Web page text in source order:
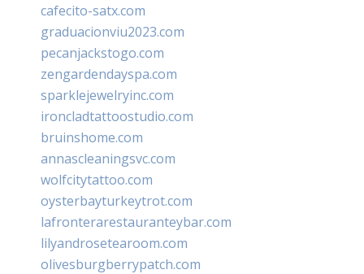
cafecito-satx.com
graduacionviu2023.com
pecanjackstogo.com
zengardendayspa.com
sparklejewelryinc.com
ironcladtattoostudio.com
bruinshome.com
annascleaningsvc.com
wolfcitytattoo.com
oysterbayturkeytrot.com
lafronterarestauranteybar.com
lilyandrosetearoom.com
olivesburgberrypatch.com